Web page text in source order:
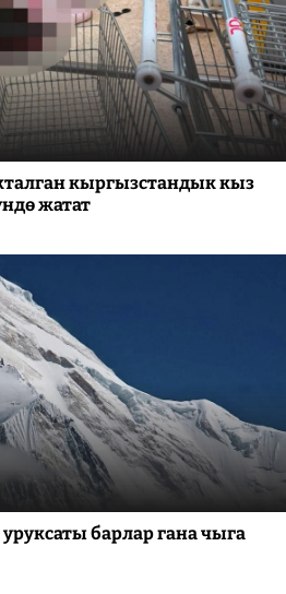
кыргызстандык кыз
жатат
барлар гана чыга